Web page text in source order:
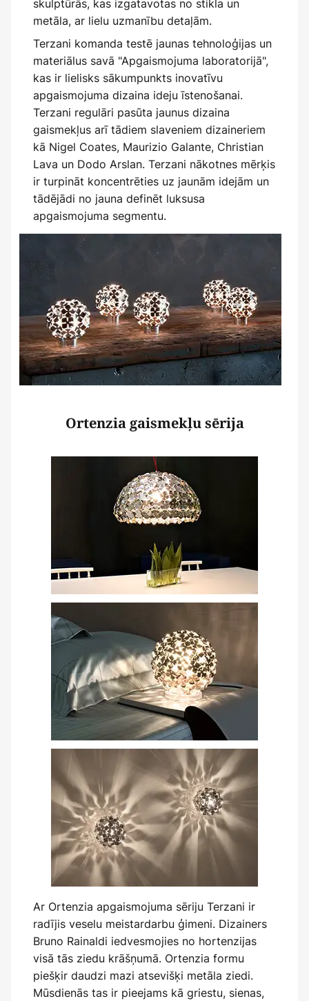
skulptūrās, kas izgatavotas no stikla un
metāla, ar lielu uzmanību detaļām.
Terzani komanda testē jaunas tehnoloģijas un
materiālus savā "Apgaismojuma laboratorijā",
kas ir lielisks sākumpunkts inovatīvu
apgaismojuma dizaina ideju īstenošanai.
Terzani regulāri pasūta jaunus dizaina
gaismekļus arī tādiem slaveniem dizaineriem
kā Nigel Coates, Maurizio Galante, Christian
Lava un Dodo Arslan. Terzani nākotnes mērķis
ir turpināt koncentrēties uz jaunām idejām un
tādējādi no jauna definēt luksusa
apgaismojuma segmentu.
Ortenzia gaismekļu sērija
Ar Ortenzia apgaismojuma sēriju Terzani ir
radījis veselu meistardarbu ģimeni. Dizainers
Bruno Rainaldi iedvesmojies no hortenzijas
visā tās ziedu krāšņumā. Ortenzia formu
piešķir daudzi mazi atsevišķi metāla ziedi.
Mūsdienās tas ir pieejams kā griestu, sienas,